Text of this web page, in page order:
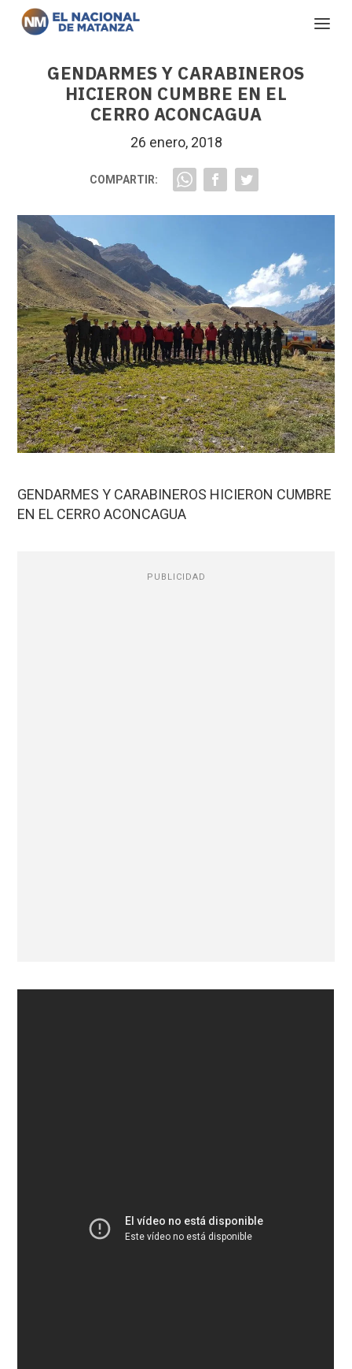
GENDARMES Y CARABINEROS
HICIERON CUMBRE EN EL
CERRO ACONCAGUA
26 enero, 2018
COMPARTIR:
GENDARMES Y CARABINEROS HICIERON CUMBRE
EN EL CERRO ACONCAGUA
PUBLICIDAD